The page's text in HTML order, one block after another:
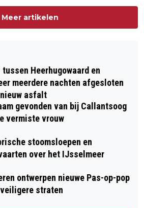
Meer artikelen
tussen Heerhugowaard en
meerdere nachten afgesloten
asfalt
gevonden van bij Callantsoog
vermiste vrouw
stoomsloepen en
over het IJsselmeer
ontwerpen nieuwe Pas-op-pop
straten